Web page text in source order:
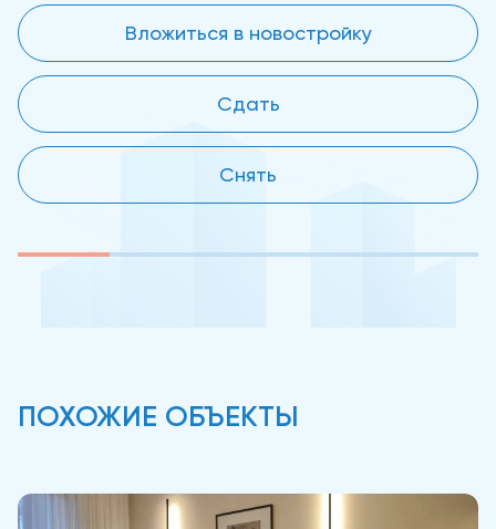
Вложиться в новостройку
Сдать
Снять
ПОХОЖИЕ ОБЪЕКТЫ